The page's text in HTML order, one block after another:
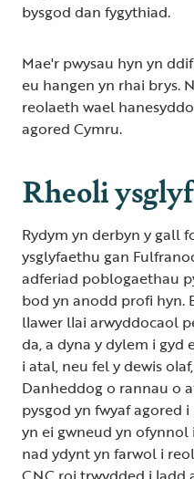
bysgod dan fygythiad.
Mae'r pwysau hyn yn
eu hangen yn rhai brys.
reolaeth wael
agored Cymru.
Rheoli
Rydym yn derbyn y gall
ysglyfaethu gan
adferiad poblogaethau
bod yn anodd profi hyn.
llawer llai arwyddocaol
da, a dyna y dylem i gyd
i atal, neu fel y dewis
Danheddog o rannau o
pysgod yn fwyaf agored
yn ei gwneud yn
nad ydynt yn farwol i